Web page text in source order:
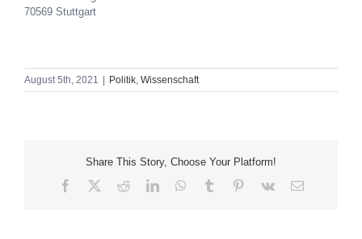
70569 Stuttgart
August 5th, 2021 Politik, Wissenschaft
Share This Story, Choose Your Platform!
Facebook RedditLinkedInWhatsApp
Tumblr Pinterest
Vk
E-